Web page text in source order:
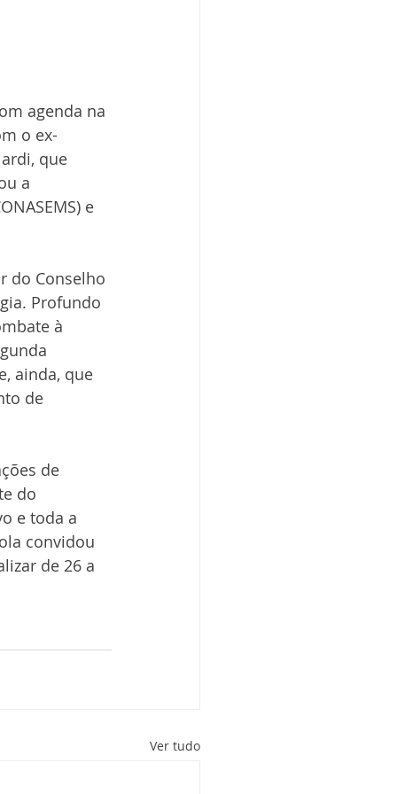
agenda na
o ex-
que
a
e
do Conselho
Profundo
à
ainda, que
de
de
do
e toda a
convidou
de 26 a
Ver tudo